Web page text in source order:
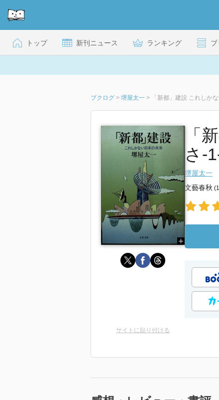
トップ 新刊ニュース ランキング ブ
ブクログ > 堺屋太一 > 「新都」建設 これしか
「
さ-
堺屋太一
文藝春秋
サイトに貼り付ける